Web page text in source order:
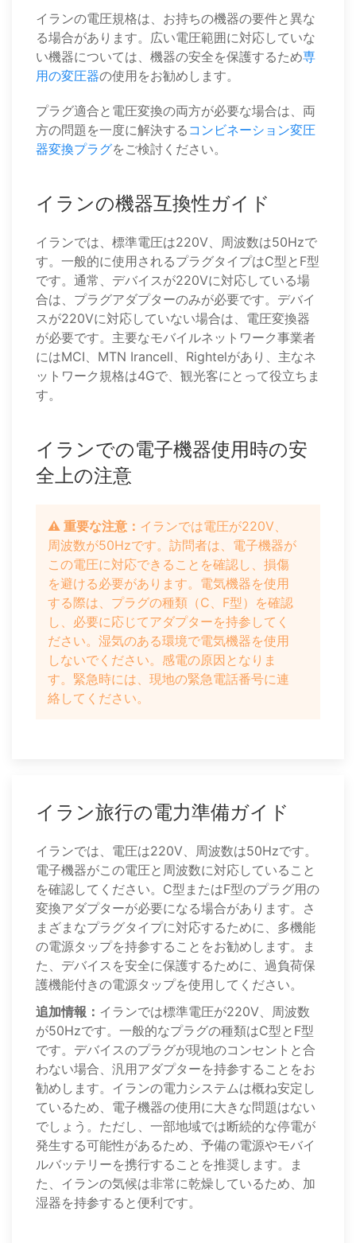
イランの電圧規格は、お持ちの機器の要件と異な
る場合があります。広い電圧範囲に対応していな
い機器については、機器の安全を保護するため専
用の変圧器の使用をお勧めします。
プラグ適合と電圧変換の両方が必要な場合は、両
方の問題を一度に解決する コンビネーション変圧
器変換プラグをご検討ください。
イランの機器互換性ガイド
イランでは、標準電圧は220V、周波数は50Hzで
す。一般的に使用されるプラグタイプはC型とF型
です。通常、デバイスが220Vに対応している場
合は、プラグアダプターのみが必要です。デバイ
スが220Vに対応していない場合は、電圧変換器
が必要です。主要なモバイルネットワーク事業者
にはMCI、MTN Irancell、Rightelがあり、主なネ
ットワーク規格は4Gで、観光客にとって役立ちま
す。
イランでの電子機器使用時の安
全上の注意
⚠️ 重要な注意： イランでは電圧が220V、
周波数が50Hzです。訪問者は、電子機器が
この電圧に対応できることを確認し、損傷
を避ける必要があります。電気機器を使用
する際は、プラグの種類（C、F型）を確認
し、必要に応じてアダプターを持参してく
ださい。湿気のある環境で電気機器を使用
しないでください。感電の原因となりま
す。緊急時には、現地の緊急電話番号に連
絡してください。
イラン旅行の電力準備ガイド
イランでは、電圧は220V、周波数は50Hzです。
電子機器がこの電圧と周波数に対応していること
を確認してください。C型またはF型のプラグ用の
変換アダプターが必要になる場合があります。さ
まざまなプラグタイプに対応するために、多機能
の電源タップを持参することをお勧めします。ま
た、デバイスを安全に保護するために、過負荷保
護機能付きの電源タップを使用してください。
追加情報： イランでは標準電圧が220V、周波数
が50Hzです。一般的なプラグの種類はC型とF型
です。デバイスのプラグが現地のコンセントと合
わない場合、汎用アダプターを持参することをお
勧めします。イランの電力システムは概ね安定し
ているため、電子機器の使用に大きな問題はない
でしょう。ただし、一部地域では断続的な停電が
発生する可能性があるため、予備の電源やモバイ
ルバッテリーを携行することを推奨します。ま
た、イランの気候は非常に乾燥しているため、加
湿器を持参すると便利です。